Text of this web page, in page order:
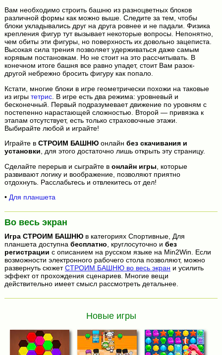
Вам необходимо строить башню из разноцветных блоков
различной формы как можно выше. Следите за тем, чтобы
блоки укладывались друг на друга ровнее и не падали. Физика
крепления фигур тут вызывает некоторые вопросы. Непонятно,
чем обиты эти фигуры, но поверхность их довольно зацеписта.
Высокая сила трения позволяет удерживаться даже самым
корявым постановкам. Но не стоит на это рассчитывать. В
конечном итоге башня все равно упадет, стоит Вам разок-
другой небрежно бросить фигуру как попало.
Кстати, многие блоки в игре геометрически похожи на таковые
из игры тетрис. В игре есть два режима: уровневый и
бесконечный. Первый подразумевает движение по уровням с
постепенно нарастающей сложностью. Второй — привязка к
этапам отсутствует, есть только страховочные этажи.
Выбирайте любой и играйте!
Играйте в СТРОИМ БАШНЮонлайн без скачивания и
установки, для этого достаточно лишь открыть эту страницу.
Сделайте перерыв и сыграйте в онлайн игры , которые
развивают логику и воображение, позволяют приятно
отдохнуть. Расслабьтесь и отвлекитесь от дел!
• Для планшета
Во весь экран
Игра СТРОИМ БАШНЮв категориях Спортивные, Для
планшета доступна бесплатно , круглосуточно и без
регистрации с описанием на русском языке на Min2Win. Если
возможности электронного рабочего стола позволяют, можно
развернуть сюжетСТРОИМ БАШНЮ во весь экран и усилить
эффект от прохождения сценариев. Многие вещи
действительно имеет смысл рассмотреть детальнее.
Новые игры